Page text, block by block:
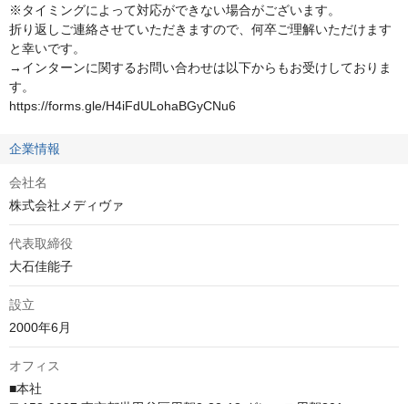
※タイミングによって対応ができない場合がございます。
折り返しご連絡させていただきますので、何卒ご理解いただけます
と幸いです。
→インターンに関するお問い合わせは以下からもお受けしておりま
す。
https://forms.gle/H4iFdULohaBGyCNu6
企業情報
会社名
株式会社メディヴァ
代表取締役
大石佳能子
設立
2000年6月
オフィス
■本社